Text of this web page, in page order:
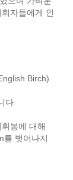
자들에게 인
Birch)
다.
봉에 대해
를 벗어나지